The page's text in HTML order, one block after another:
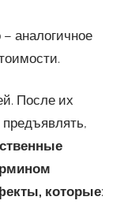
аналогичное
После их
которые: